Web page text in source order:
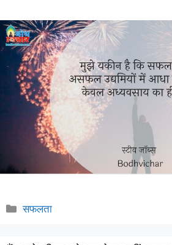
Categories
सफलता